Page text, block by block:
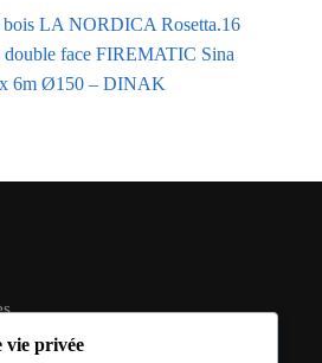
bois LA NORDICA Rosetta.16
double face FIREMATIC Sina
6m Ø150 – DINAK
de Vente
vie privée